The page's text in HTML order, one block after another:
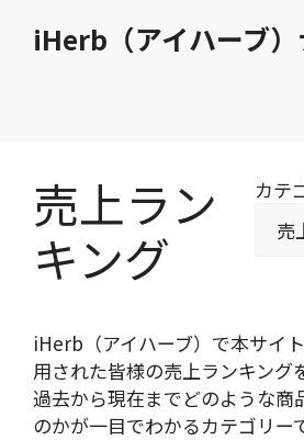
iHerb（アイハーブ）
売上ラン
キング
カテ
iHerb（アイハーブ）で本サイ
用された皆様の売上ランキング
過去から現在までどのような商
のかが一目でわかるカテゴリー